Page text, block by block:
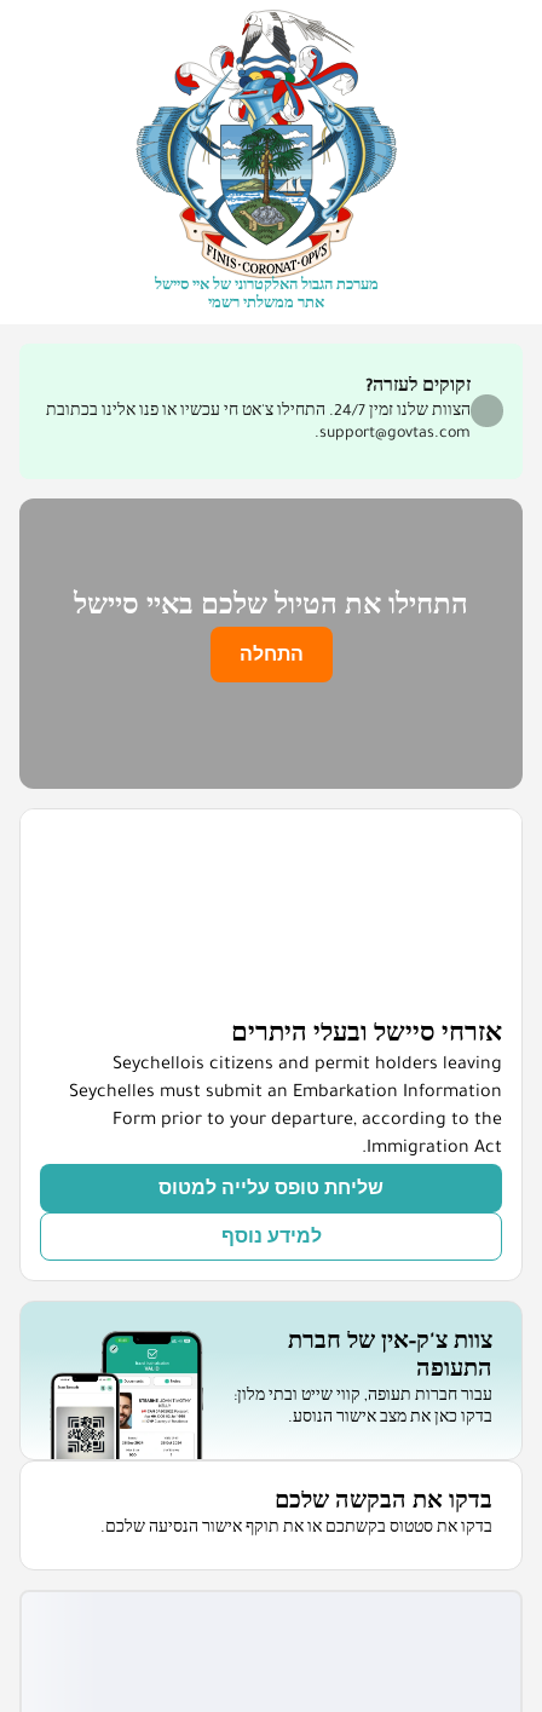
מערכת הגבול האלקטרוני של איי סיישל
אתר ממשלתי רשמי
זקוקים לעזרה?
הצוות שלנו זמין 24/7. התחילו צ'אט חי עכשיו או פנו אלינו בכתובת
support@govtas.com.
התחילו את הטיול שלכם באיי סיישל
התחלה
אזרחי סיישל ובעלי היתרים
Seychellois citizens and permit holders leaving
Seychelles must submit an Embarkation Information
Form prior to your departure, according to the
Immigration Act.
שליחת טופס עלייה למטוס
למידע נוסף
צוות צ'ק-אין של חברת
התעופה
עבור חברות תעופה, קווי שייט ובתי מלון:
בדקו כאן את מצב אישור הנוסע.
בדקו את הבקשה שלכם
בדקו את סטטוס בקשתכם או את תוקף אישור הנסיעה שלכם.